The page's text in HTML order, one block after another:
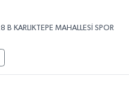
KARLIKTEPE MAHALLESİ SPOR